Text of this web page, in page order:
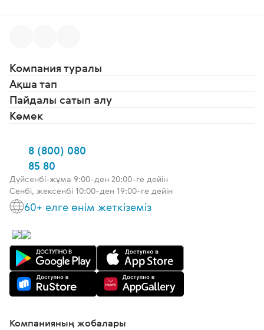
Компания туралы
Ақша тап
Пайдалы сатып алу
Көмек
8 (800) 080
85 80
Дүйсенбі-жұма 9:00-ден 20:00-ге дейін
Сенбі, жексенбі 10:00-ден 19:00-ге дейін
60+ елге өнім жеткіземіз
Компанияның жобалары